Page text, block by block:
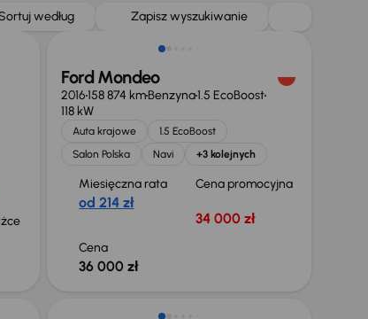
według Zapisz wyszukiwanie
Ford Mondeo
2016158 874 kmBenzyna1.5 EcoBoost
118 kW
Auta krajowe
1.5 EcoBoost
Salon Polska
Navi +3 kolejnych
Miesięczna rata
od 214 zł
Cena promocyjna
34 000 zł
Cena
36 000 zł
Taniej o 1 000 zł